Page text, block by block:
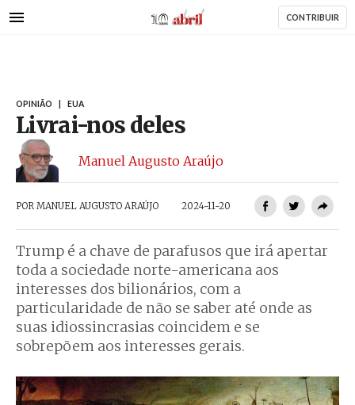
para
AbrilAbril CONTRIBUIR
OPINIÃO EUA
Livrai-nos deles
Manuel Augusto Araújo
POR MANUEL AUGUSTO ARAÚJO 2024-11-20
Trump é a chave de parafusos que irá apertar
toda a sociedade norte-americana aos
interesses dos bilionários, com a
particularidade de não se saber até onde as
suas idiossincrasias coincidem e se
sobrepõem aos interesses gerais.